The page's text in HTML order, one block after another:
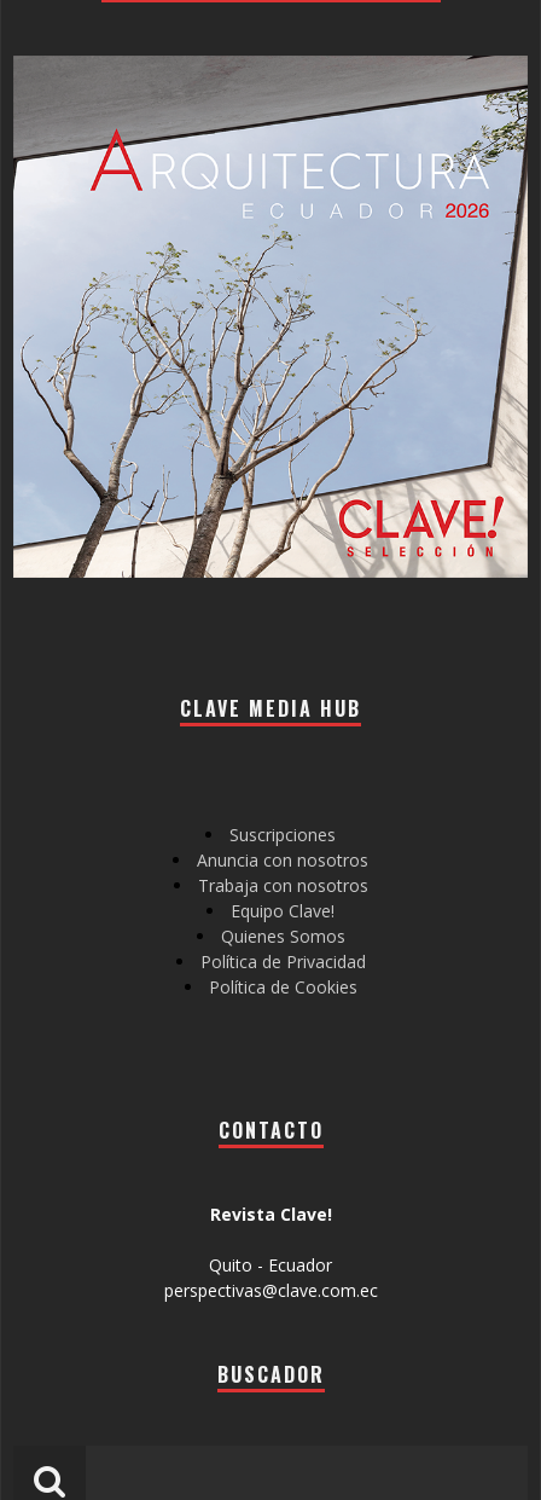
CLAVE MEDIA HUB
Suscripciones
Anuncia con nosotros
Trabaja con nosotros
Equipo Clave!
Quienes Somos
Política de Privacidad
Política de Cookies
CONTACTO
Revista Clave!
Quito - Ecuador
perspectivas@clave.com.ec
BUSCADOR